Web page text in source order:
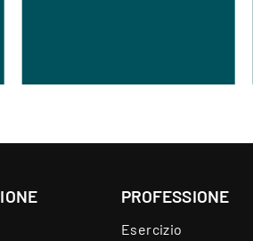
PROFESSIONE
Esercizio